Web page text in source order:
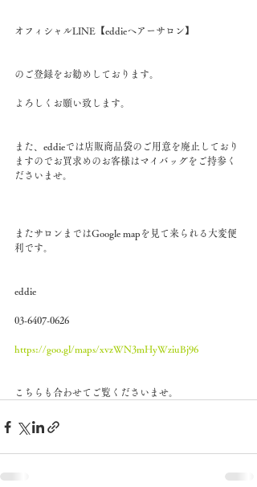
オフィシャルLINE【eddieヘアーサロン】
のご登録をお勧めしております。
よろしくお願い致します。
また、eddieでは店販商品袋のご用意を廃止しており
ますのでお買求めのお客様はマイバッグをご持参く
ださいませ。
またサロンまではGoogle mapを見て来られる大変便
利です。
eddie
03-6407-0626
https://goo.gl/maps/xvzWN3mHyWziuBj96
こちらも合わせてご覧くださいませ。